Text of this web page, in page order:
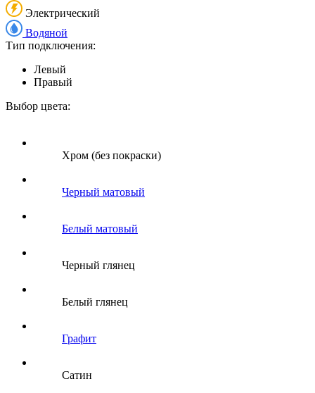
Электрический
Водяной
Тип подключения:
Левый
Правый
Выбор цвета:
Хром (без покраски)
Черный матовый
Белый матовый
Черный глянец
Белый глянец
Графит
Сатин